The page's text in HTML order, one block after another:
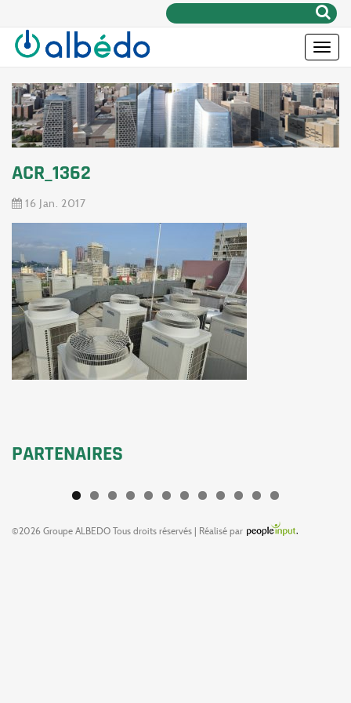
Rechercher:
Toggle
ACR_1362
16 Jan. 2017
PARTENAIRES
©2026 Groupe ALBEDO Tous droits réservés | Réalisé par